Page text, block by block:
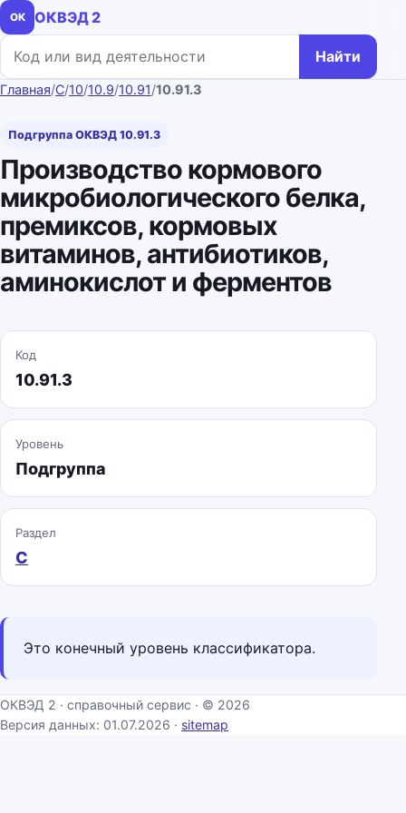
ОК
ОКВЭД 2
Поиск по коду или названию
Найти
Главная/C/10/10.9/10.91/10.91.3
Подгруппа ОКВЭД 10.91.3
Производство кормового
микробиологического белка,
премиксов, кормовых
витаминов, антибиотиков,
аминокислот и ферментов
Код
10.91.3
Уровень
Подгруппа
Раздел
C
Это конечный уровень классификатора.
ОКВЭД 2 · справочный сервис · © 2026
Версия данных: 01.07.2026 · sitemap